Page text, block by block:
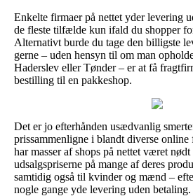
Enkelte firmaer på nettet yder levering
de fleste tilfælde kun ifald du shopper
Alternativt burde du tage den billigste
gerne – uden hensyn til om man
Haderslev eller Tønder – er at få
bestilling til en pakkeshop.
Det er jo efterhånden usædvanlig
prissammenligne i blandt diverse
har masser af shops på nettet været
udsalgspriserne på mange af deres
samtidig også til kvinder og mænd –
nogle gange yde levering uden betaling.